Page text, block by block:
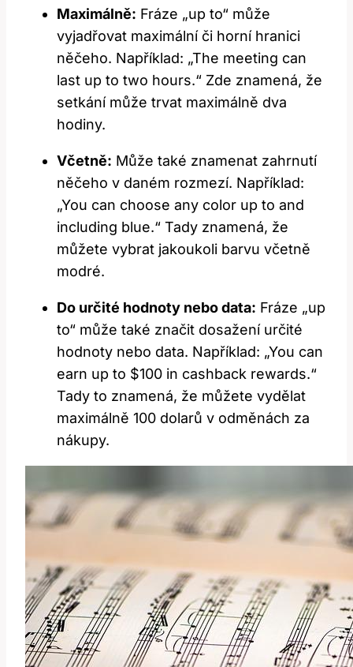
Maximálně: Fráze „up to“ může
vyjadřovat maximální či horní hranici
něčeho. Například: „The meeting can
last up to two hours.“ Zde znamená, že
setkání může trvat maximálně dva
hodiny.
Včetně: Může také znamenat zahrnutí
něčeho v daném rozmezí. Například:
„You can choose any color up to and
including blue.“ Tady znamená, že
můžete vybrat jakoukoli barvu včetně
modré.
Do určité hodnoty nebo data: Fráze „up
to“ může také značit dosažení určité
hodnoty nebo data. Například: „You can
earn up to $100 in cashback rewards.“
Tady to znamená, že můžete vydělat
maximálně 100 dolarů v odměnách za
nákupy.